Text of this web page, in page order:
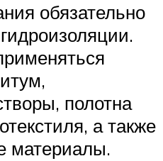
обязательно
полотна
а также
материалы.